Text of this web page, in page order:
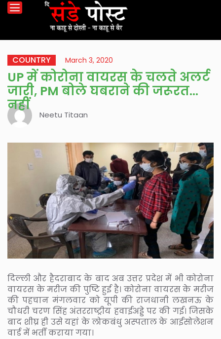
COUNTRY March 3, 2020
UP में कोरोना वायरस के चलते अलर्ट
जारी, PM बोले घबराने की जरूरत
नहीं
Neetu Titaan
दिल्ली और हैदराबाद के बाद अब उत्तर प्रदेश में भी कोरोना
वायरस के मरीज की पुष्टि हुई है। कोरोना वायरस के मरीज
की पहचान मंगलवार को यूपी की राजधानी लखनऊ के
चौधरी चरण सिंह अंतरराष्ट्रीय हवाईअड्डे पर की गई। जिसके
बाद शीघ्र ही उसे यहां के लोकबंधु अस्पताल के आईसोलेशन
वार्ड में भर्ती कराया गया।